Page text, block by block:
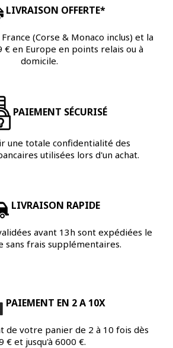
LIVRAISON OFFERTE*
(Corse & Monaco inclus) et la
€ en Europe en points relais ou à
domicile.
PAIEMENT SÉCURISÉ
une totale confidentialité des
utilisées lors d'un achat.
LIVRAISON RAPIDE
avant 13h sont expédiées le
sans frais supplémentaires.
PAIEMENT EN 2 A 10X
de votre panier de 2 à 10 fois dès
€ et jusqu'à 6000 €.